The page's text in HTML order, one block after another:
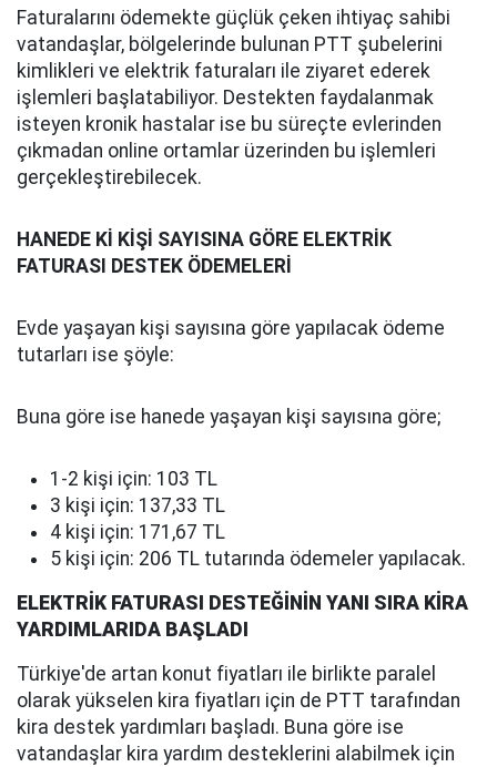
Faturalarını ödemekte güçlük çeken ihtiyaç sahibi
vatandaşlar, bölgelerinde bulunan PTT şubelerini
kimlikleri ve elektrik faturaları ile ziyaret ederek
işlemleri başlatabiliyor. Destekten faydalanmak
isteyen kronik hastalar ise bu süreçte evlerinden
çıkmadan online ortamlar üzerinden bu işlemleri
gerçekleştirebilecek.
HANEDE Kİ KİŞİ SAYISINA GÖRE ELEKTRİK
FATURASI DESTEK ÖDEMELERİ
Evde yaşayan kişi sayısına göre yapılacak ödeme
tutarları ise şöyle:
Buna göre ise hanede yaşayan kişi sayısına göre;
1-2 kişi için: 103 TL
3 kişi için: 137,33 TL
4 kişi için: 171,67 TL
5 kişi için: 206 TL tutarında ödemeler yapılacak.
ELEKTRİK FATURASI DESTEĞİNİN YANI SIRA KİRA
YARDIMLARIDA BAŞLADI
Türkiye'de artan konut fiyatları ile birlikte paralel
olarak yükselen kira fiyatları için de PTT tarafından
kira destek yardımları başladı. Buna göre ise
vatandaşlar kira yardım desteklerini alabilmek için